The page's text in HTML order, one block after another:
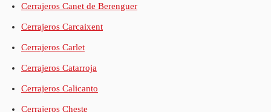
Cerrajeros Canet de Berenguer
Cerrajeros Carcaixent
Cerrajeros Carlet
Cerrajeros Catarroja
Cerrajeros Calicanto
Cerrajeros Cheste